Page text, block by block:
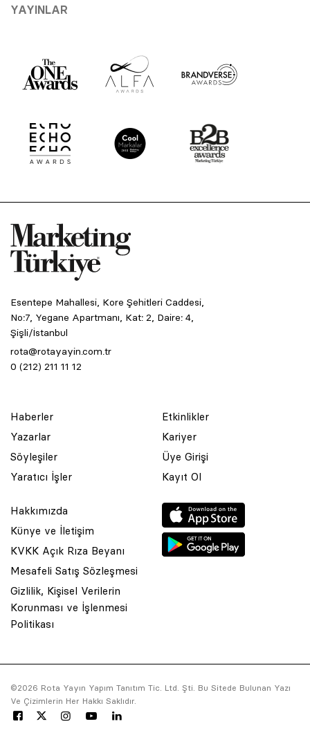
YAYINLAR
Esentepe Mahallesi, Kore Şehitleri Caddesi,
No:7, Yegane Apartmanı, Kat: 2, Daire: 4,
Şişli/İstanbul
rota@rotayayin.com.tr
0 (212) 211 11 12
Haberler
Yazarlar
Söyleşiler
Yaratıcı İşler
Etkinlikler
Kariyer
Üye Girişi
Kayıt Ol
Hakkımızda
Künye ve İletişim
KVKK Açık Rıza Beyanı
Mesafeli Satış Sözleşmesi
Gizlilik, Kişisel Verilerin
Korunması ve İşlenmesi
Politikası
©2026 Rota Yayın Yapım Tanıtım Tic. Ltd. Şti. Bu Sitede Bulunan Yazı
Ve Çizimlerin Her Hakkı Saklıdır.
© 2001 Rota Yayın Yapım Tanıtım Tic. Ltd. Şti. Bu Sitede Bulunan
Asquared WordPress Agencytarafından tasarlanmış ve